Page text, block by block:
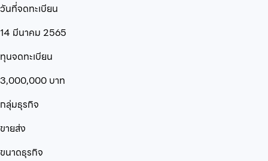
วันที่จดทะเบียน
14 มีนาคม 2565
ทุนจดทะเบียน
3,000,000 บาท
กลุ่มธุรกิจ
ขายส่ง
ขนาดธุรกิจ